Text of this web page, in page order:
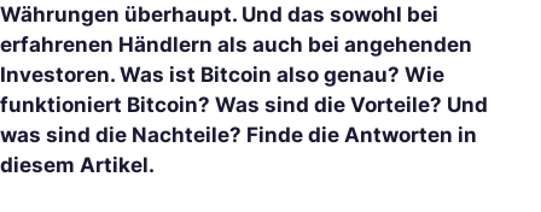
Währungen überhaupt. Und das sowohl bei
erfahrenen Händlern als auch bei angehenden
Investoren. Was ist Bitcoin also genau? Wie
funktioniert Bitcoin? Was sind die Vorteile? Und
was sind die Nachteile? Finde die Antworten in
diesem Artikel.